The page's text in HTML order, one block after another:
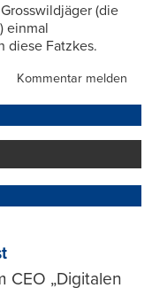
(die
einmal
diese Fatzkes.
Kommentar melden
CEO „Digitalen